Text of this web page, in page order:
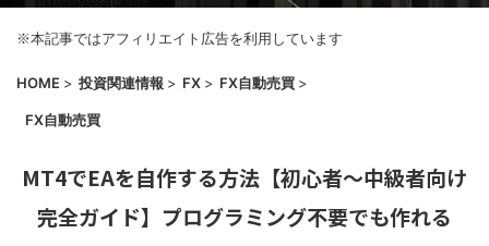
※本記事ではアフィリエイト広告を利用しています
HOME > 投資関連情報 > FX > FX自動売買 >
FX自動売買
MT4でEAを自作する方法【初心者〜中級者向け
完全ガイド】プログラミング不要でも作れる